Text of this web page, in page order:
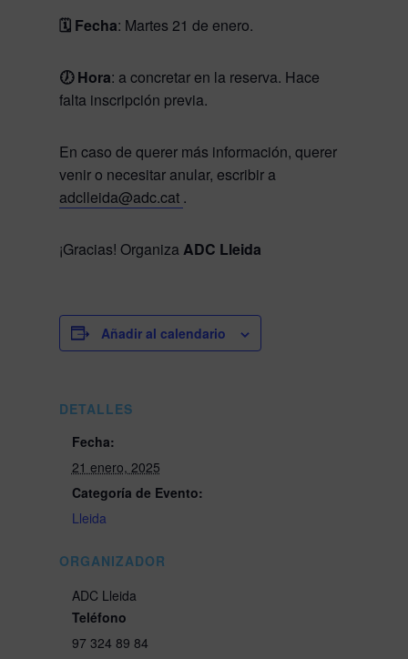
🗓️ Fecha: Martes 21 de enero.
🕖 Hora: a concretar en la reserva. Hace
falta inscripción previa.
En caso de querer más información, querer
venir o necesitar anular, escribir a
adclleida@adc.cat .
¡Gracias! Organiza ADC Lleida
Añadir al calendario
DETALLES
Fecha:
21 enero, 2025
Categoría de Evento:
Lleida
ORGANIZADOR
ADC Lleida
Teléfono
97 324 89 84